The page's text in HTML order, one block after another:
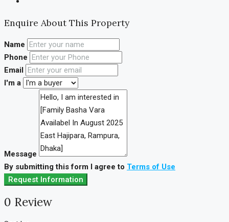
Enquire About This Property
Name
Phone
Email
I'm a
Message
By submitting this form I agree to Terms of Use
Request Information
0 Review